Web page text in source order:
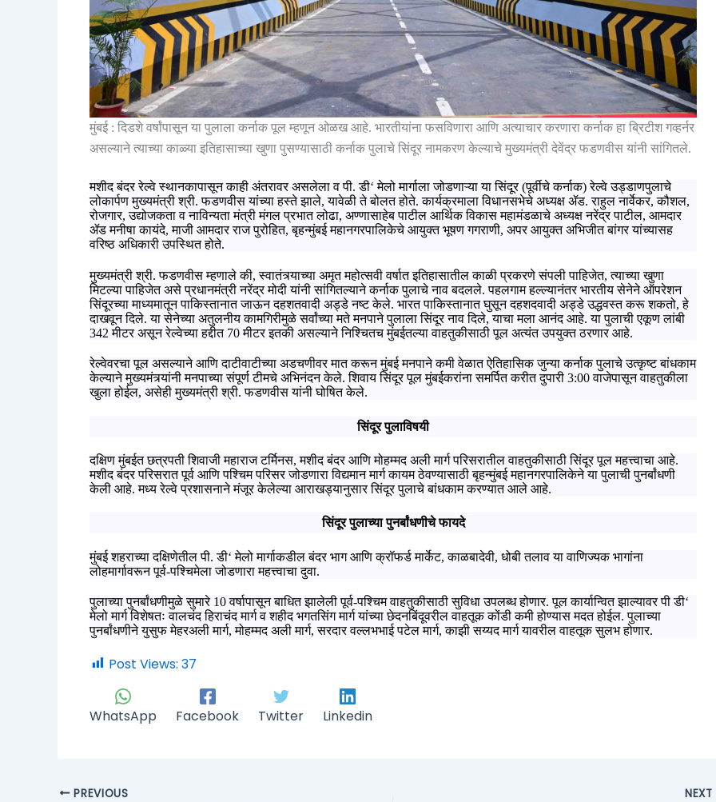
मुंबई: दिडशे वर्षांपासून या पुलाला कर्नाक पूल म्हणून ओळख आहे. भारतीयांना फसविणारा आणि अत्याचार करणारा कर्नाक हा ब्रिटीश गव्हर्नर
असल्याने त्याच्या काळ्या इतिहासाच्या खुणा पुसण्यासाठी कर्नाक पुलाचे सिंदूर नामकरण केल्याचे मुख्यमंत्री देवेंद्र फडणवीस यांनी सांगितले.
मशीद बंदर रेल्वे स्थानकापासून काही अंतरावर असलेला व पी. डी‘ मेलो मार्गाला जोडणाऱ्या या सिंदूर (पूर्वीचे कर्नाक) रेल्वे उड्डाणपुलाचे
लोकार्पण मुख्‍यमंत्री श्री. फडणवीस यांच्‍या हस्‍ते झाले, यावेळी ते बोलत होते. कार्यक्रमाला विधानसभेचे अध्यक्ष ॲड. राहुल नार्वेकर, कौशल,
रोजगार, उद्योजकता व नाविन्यता मंत्री मंगल प्रभात लोढा, अण्णासाहेब पाटील आर्थिक विकास महामंडळाचे अध्यक्ष नरेंद्र पाटील, आमदार
ॲड मनीषा कायंदे, माजी आमदार राज पुरोहित, बृहन्मुंबई महानगरपालिकेचे आयुक्त भूषण गगराणी, अपर आयुक्त अभिजीत बांगर यांच्यासह
वरिष्ठ अधिकारी उपस्थित होते.
मुख्यमंत्री श्री. फडणवीस म्हणाले की, स्वातंत्र्याच्या अमृत महोत्सवी वर्षात इतिहासातील काळी प्रकरणे संपली पाहिजेत, त्याच्या खुणा
मिटल्या पाहिजेत असे प्रधानमंत्री नरेंद्र मोदी यांनी सांगितल्याने कर्नाक पुलाचे नाव बदलले. पहलगाम हल्ल्यानंतर भारतीय सेनेने ऑपरेशन
सिंदूरच्या माध्यमातून पाकिस्तानात जाऊन दहशतवादी अड्डे नष्ट केले. भारत पाकिस्तानात घुसून दहशदवादी अड्डे उद्धवस्त करू शकतो, हे
दाखवून दिले. या सेनेच्या अतुलनीय कामगिरीमुळे सर्वांच्या मते मनपाने पुलाला सिंदूर नाव दिले, याचा मला आनंद आहे. या पुलाची एकूण लांबी
342 मीटर असून रेल्वेच्या हद्दीत 70 मीटर इतकी असल्याने निश्चितच मुंबईतल्या वाहतुकीसाठी पूल अत्यंत उपयुक्त ठरणार आहे.
रेल्वेवरचा पूल असल्याने आणि दाटीवाटीच्या अडचणीवर मात करून मुंबई मनपाने कमी वेळात ऐतिहासिक जुन्या कर्नाक पुलाचे उत्कृष्ट बांधकाम
केल्याने मुख्यमंत्र्यांनी मनपाच्या संपूर्ण टीमचे अभिनंदन केले. शिवाय सिंदूर पूल मुंबईकरांना समर्पित करीत दुपारी 3:00 वाजेपासून वाहतुकीला
खुला होईल, असेही मुख्यमंत्री श्री. फडणवीस यांनी घोषित केले.
सिंदूर पुलाविषयी
दक्षिण मुंबईत छत्रपती शिवाजी महाराज टर्मिनस, मशीद बंदर आणि मोहम्मद अली मार्ग परिसरातील वाहतुकीसाठी सिंदूर पूल महत्त्वाचा आहे.
मशीद बंदर परिसरात पूर्व आणि पश्चिम परिसर जोडणारा विद्यमान मार्ग कायम ठेवण्यासाठी बृहन्मुंबई महानगरपालिकेने या पुलाची पुनर्बांधणी
केली आहे. मध्‍य रेल्‍वे प्रशासनाने मंजूर केलेल्‍या आराखड्यानुसार सिंदूर पुलाचे बांधकाम करण्‍यात आले आहे.
सिंदूर पुलाच्या पुनर्बांधणीचे फायदे
मुंबई शहराच्या दक्षिणेतील पी. डी‘ मेलो मार्गाकडील बंदर भाग आणि क्रॉफर्ड मार्केट, काळबादेवी, धोबी तलाव या वाणिज्यक भागांना
लोहमार्गावरून पूर्व-पश्चिमेला जोडणारा महत्त्वाचा दुवा.
पुलाच्या पुनर्बांधणीमुळे सुमारे 10 वर्षापासून बाधित झालेली पूर्व-पश्चिम वाहतुकीसाठी सुविधा उपलब्ध होणार. पूल कार्यान्वित झाल्यावर पी डी‘
मेलो मार्ग विशेषतः वालचंद हिराचंद मार्ग व शहीद भगतसिंग मार्ग यांच्या छेदनबिंदूवरील वाहतूक कोंडी कमी होण्यास मदत होईल. पुलाच्या
पुनर्बांधणीने युसुफ मेहरअली मार्ग, मोहम्मद अली मार्ग, सरदार वल्लभभाई पटेल मार्ग, काझी सय्यद मार्ग यावरील वाहतूक सुलभ होणार.
Post Views: 37
WhatsApp Facebook Twitter Linkedin
PREVIOUS NEXT